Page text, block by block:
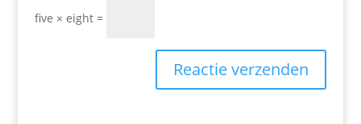
five × eight =